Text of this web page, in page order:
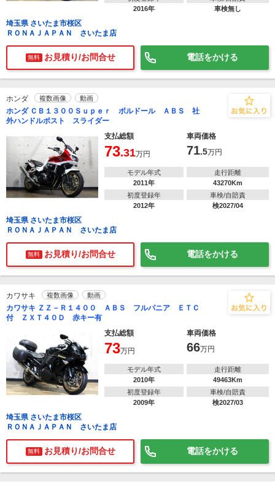
2016年
車検無し
埼玉県 さいたま市桜区
ＲＯＮＡＪＡＰＡＮ さいたま店
無料 お見積り/お問合せ 電話をかける
ホンダ 複数画像 動画
ホンダ ＣＢ１３００Ｓｕｐｅｒ ボルドール ＡＢＳ 社
外ハンドルポスト スライダー
支払総額
車両価格
73.31万円 71.5万円
モデル年式
2011年
走行距離
43270Km
初度登録年
2012年
車検/自賠責
検2027/04
埼玉県 さいたま市桜区
ＲＯＮＡＪＡＰＡＮ さいたま店
無料 お見積り/お問合せ 電話をかける
カワサキ 複数画像 動画
カワサキ ＺＺ－Ｒ１４００ ＡＢＳ フルパニア ＥＴＣ
付 ＺＸＴ４０Ｄ 赤キー有
支払総額
車両価格
73万円 66万円
モデル年式
2010年
走行距離
49463Km
初度登録年
2009年
車検/自賠責
検2027/03
埼玉県 さいたま市桜区
ＲＯＮＡＪＡＰＡＮ さいたま店
無料 お見積り/お問合せ 電話をかける